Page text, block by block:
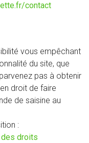
contact
vous empêchant
du site, que
pas à obtenir
droit de faire
de saisine au
:
des droits